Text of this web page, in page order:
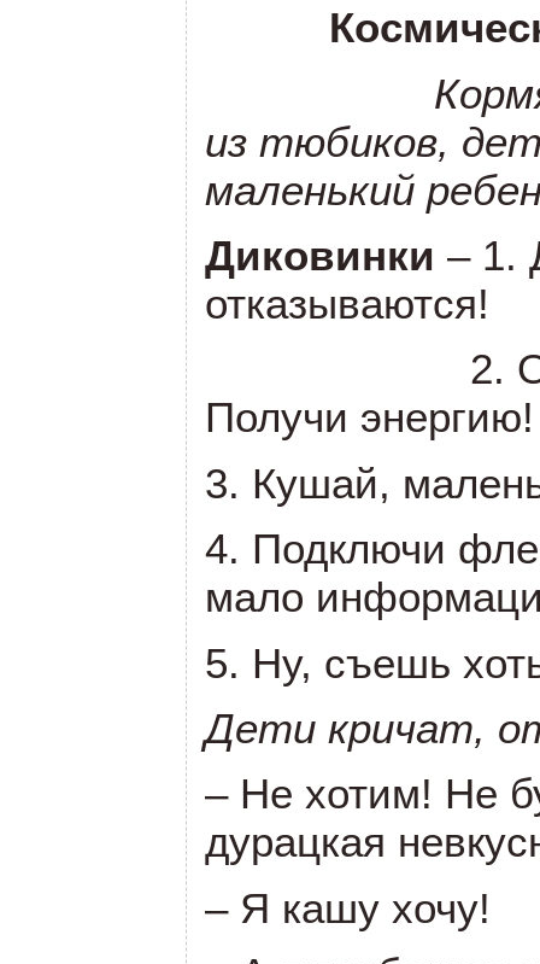
из тюбиков,
маленький
Диковинки – 1.
отказываются!
2.
Получи энергию!
3. Кушай,
4. Подключи
мало
5. Ну, съешь
Дети кричат,
– Не хотим! Не
дурацкая
– Я кашу хочу!